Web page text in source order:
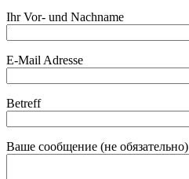
Ihr Vor- und Nachname
E-Mail Adresse
Betreff
Ваше сообщение (не обязательно)